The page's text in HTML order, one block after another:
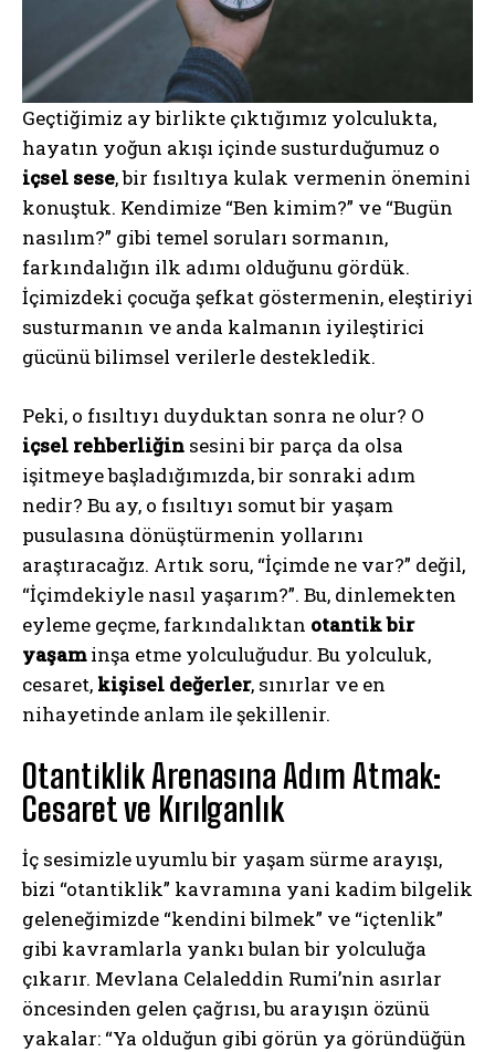
Geçtiğimiz ay birlikte çıktığımız yolculukta,
hayatın yoğun akışı içinde susturduğumuz o
içsel sese, bir fısıltıya kulak vermenin önemini
konuştuk. Kendimize “Ben kimim?” ve “Bugün
nasılım?” gibi temel soruları sormanın,
farkındalığın ilk adımı olduğunu gördük.
İçimizdeki çocuğa şefkat göstermenin, eleştiriyi
susturmanın ve anda kalmanın iyileştirici
gücünü bilimsel verilerle destekledik.
Peki, o fısıltıyı duyduktan sonra ne olur? O
içsel rehberliğin sesini bir parça da olsa
işitmeye başladığımızda, bir sonraki adım
nedir? Bu ay, o fısıltıyı somut bir yaşam
pusulasına dönüştürmenin yollarını
araştıracağız. Artık soru, “İçimde ne var?” değil,
“İçimdekiyle nasıl yaşarım?”. Bu, dinlemekten
eyleme geçme, farkındalıktan otantik bir
yaşaminşa etme yolculuğudur. Bu yolculuk,
cesaret, kişisel değerler, sınırlar ve en
nihayetinde anlam ile şekillenir.
Otantiklik Arenasına Adım Atmak:
Cesaret ve Kırılganlık
İç sesimizle uyumlu bir yaşam sürme arayışı,
bizi “otantiklik” kavramına yani kadim bilgelik
geleneğimizde “kendini bilmek” ve “içtenlik”
gibi kavramlarla yankı bulan bir yolculuğa
çıkarır. Mevlana Celaleddin Rumi’nin asırlar
öncesinden gelen çağrısı, bu arayışın özünü
yakalar: “Ya olduğun gibi görün ya göründüğün